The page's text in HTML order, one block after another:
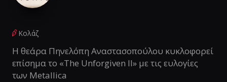
Κολάζ
Η θεάρα Πηνελόπη Αναστασοπούλου κυκλοφορεί
επίσημα το «The Unforgiven II» με τις ευλογίες
των Metallica